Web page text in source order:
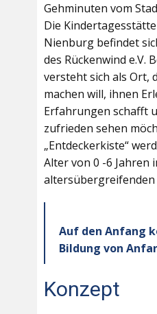
Gehminuten vom
Die
Nienburg befindet
des Rückenwind e.V.
versteht sich als Ort,
machen will, ihnen
Erfahrungen schafft
zufrieden sehen
„Entdeckerkiste“
Alter von 0 -6 Jahren
Auf den Anfang
Bildung von
Konzept